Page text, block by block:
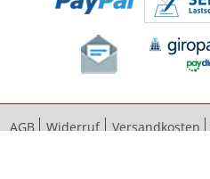
AGB Widerruf Versandkosten